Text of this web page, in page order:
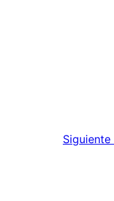
Siguiente